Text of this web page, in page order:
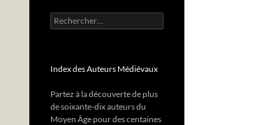
Rechercher :
Index des Auteurs Médiévaux
Partez à la découverte de plus
de soixante-dix auteurs du
Moyen Âge pour des centaines